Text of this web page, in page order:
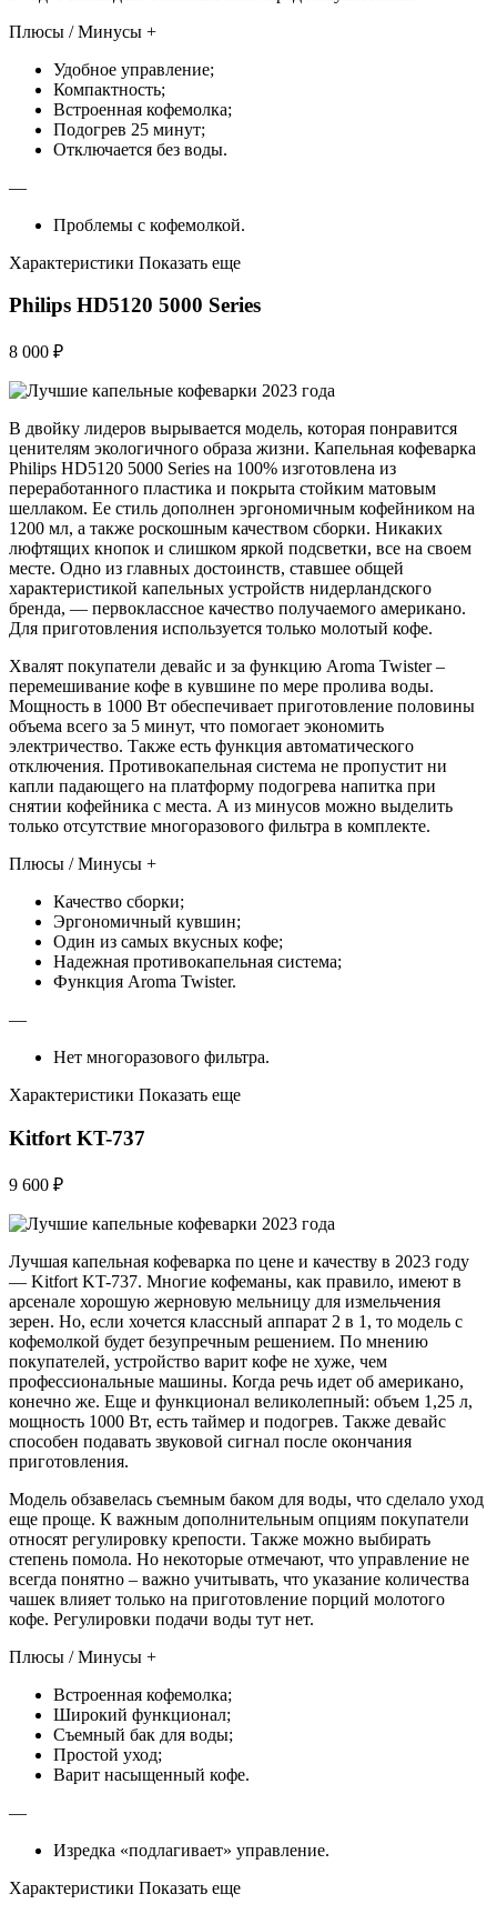
Плюсы / Минусы +
Удобное управление;
Компактность;
Встроенная кофемолка;
Подогрев 25 минут;
Отключается без воды.
—
Проблемы с кофемолкой.
Характеристики Показать еще
Philips HD5120 5000 Series
8 000 ₽
В двойку лидеров вырывается модель, которая понравится
ценителям экологичного образа жизни. Капельная кофеварка
Philips HD5120 5000 Series на 100% изготовлена из
переработанного пластика и покрыта стойким матовым
шеллаком. Ее стиль дополнен эргономичным кофейником на
1200 мл, а также роскошным качеством сборки. Никаких
люфтящих кнопок и слишком яркой подсветки, все на своем
месте. Одно из главных достоинств, ставшее общей
характеристикой капельных устройств нидерландского
бренда, — первоклассное качество получаемого американо.
Для приготовления используется только молотый кофе.
Хвалят покупатели девайс и за функцию Aroma Twister –
перемешивание кофе в кувшине по мере пролива воды.
Мощность в 1000 Вт обеспечивает приготовление половины
объема всего за 5 минут, что помогает экономить
электричество. Также есть функция автоматического
отключения. Противокапельная система не пропустит ни
капли падающего на платформу подогрева напитка при
снятии кофейника с места. А из минусов можно выделить
только отсутствие многоразового фильтра в комплекте.
Плюсы / Минусы +
Качество сборки;
Эргономичный кувшин;
Один из самых вкусных кофе;
Надежная противокапельная система;
Функция Aroma Twister.
—
Нет многоразового фильтра.
Характеристики Показать еще
Kitfort KT-737
9 600 ₽
Лучшая капельная кофеварка по цене и качеству в 2023 году
— Kitfort KT-737. Многие кофеманы, как правило, имеют в
арсенале хорошую жерновую мельницу для измельчения
зерен. Но, если хочется классный аппарат 2 в 1, то модель с
кофемолкой будет безупречным решением. По мнению
покупателей, устройство варит кофе не хуже, чем
профессиональные машины. Когда речь идет об американо,
конечно же. Еще и функционал великолепный: объем 1,25 л,
мощность 1000 Вт, есть таймер и подогрев. Также девайс
способен подавать звуковой сигнал после окончания
приготовления.
Модель обзавелась съемным баком для воды, что сделало уход
еще проще. К важным дополнительным опциям покупатели
относят регулировку крепости. Также можно выбирать
степень помола. Но некоторые отмечают, что управление не
всегда понятно – важно учитывать, что указание количества
чашек влияет только на приготовление порций молотого
кофе. Регулировки подачи воды тут нет.
Плюсы / Минусы +
Встроенная кофемолка;
Широкий функционал;
Съемный бак для воды;
Простой уход;
Варит насыщенный кофе.
—
Изредка «подлагивает» управление.
Характеристики Показать еще